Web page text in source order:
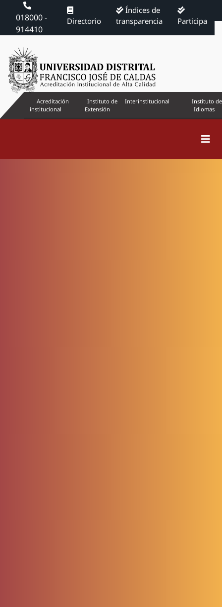
018000 -
914410
Directorio
Índices de
transparencia
Participa
Acreditación
institucional
Instituto de
Extensión
Interinstitucional
Instituto de
Idiomas